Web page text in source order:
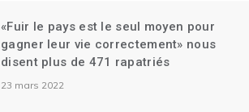
«Fuir le pays est le seul moyen pour
gagner leur vie correctement» nous
disent plus de 471 rapatriés
23 mars 2022